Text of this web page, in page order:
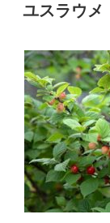
日:
ユスラウメ